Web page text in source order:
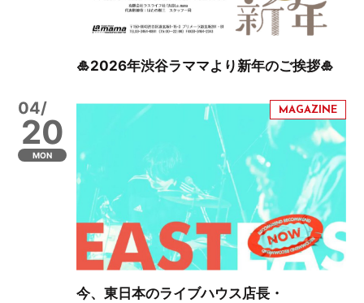
🎍2026年渋谷ラママより新年のご挨拶🎍
04/
20
MON
今、東日本のライブハウス店長・